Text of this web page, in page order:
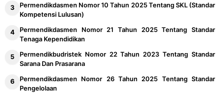
Permendikdasmen Nomor 10 Tahun 2025 Tentang SKL (Standar
Kompetensi Lulusan)
Permendikdasmen Nomor 21 Tahun 2025 Tentang Standar
Tenaga Kependidikan
Permendikbudristek Nomor 22 Tahun 2023 Tentang Standar
Sarana Dan Prasarana
Permendikdasmen Nomor 26 Tahun 2025 Tentang Standar
Pengelolaan